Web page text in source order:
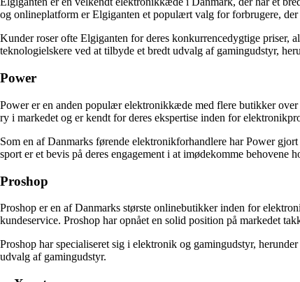
og onlineplatform er Elgiganten et populært valg for forbrugere, der
Kunder roser ofte Elgiganten for deres konkurrencedygtige priser,
teknologielskere ved at tilbyde et bredt udvalg af gamingudstyr,
Power
Power er en anden populær elektronikkæde med flere butikker
ry i markedet og er kendt for deres ekspertise inden for
Som en af Danmarks førende elektronikforhandlere har Power
sport er et bevis på deres engagement i at imødekomme behovene
Proshop
Proshop er en af Danmarks største onlinebutikker inden for
kundeservice. Proshop har opnået en solid position på markedet
Proshop har specialiseret sig i elektronik og gamingudstyr,
udvalg af gamingudstyr.